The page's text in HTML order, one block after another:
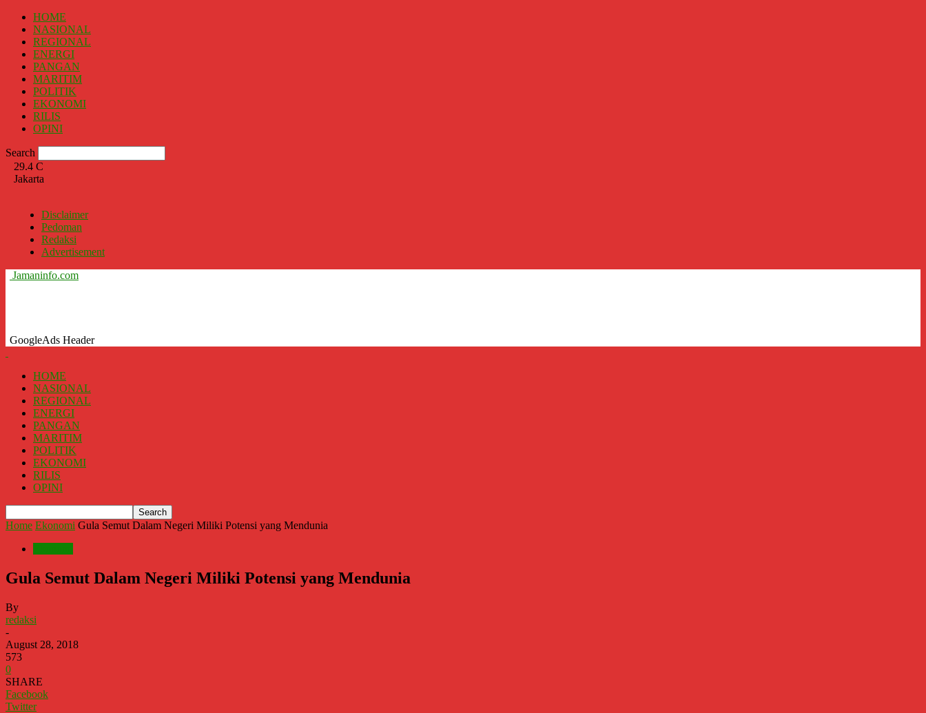
HOME
NASIONAL
REGIONAL
ENERGI
PANGAN
MARITIM
POLITIK
EKONOMI
RILIS
OPINI
Search
29.4 C
Jakarta
Disclaimer
Pedoman
Redaksi
Advertisement
Jamaninfo.com
GoogleAds Header
HOME
NASIONAL
REGIONAL
ENERGI
PANGAN
MARITIM
POLITIK
EKONOMI
RILIS
OPINI
Home Ekonomi Gula Semut Dalam Negeri Miliki Potensi yang Mendunia
Gula Semut Dalam Negeri Miliki Potensi yang Mendunia
By
redaksi
-
August 28, 2018
573
0
SHARE
Facebook
Twitter